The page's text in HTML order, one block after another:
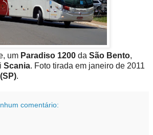
um Paradiso 1200 da São Bento,
Scania. Foto tirada em janeiro de 2011
.
comentário: